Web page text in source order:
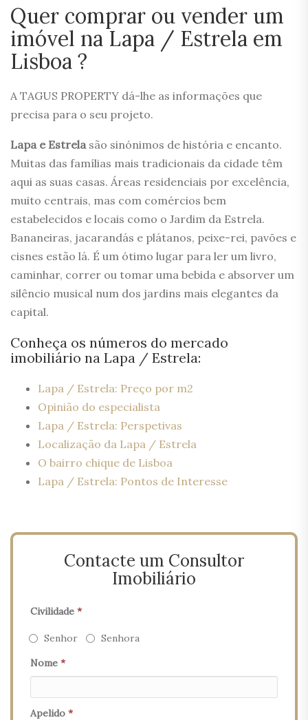
Quer comprar ou vender um
imóvel na Lapa / Estrela em
Lisboa ?
A TAGUS PROPERTY dá-lhe as informações que
precisa para o seu projeto.
Lapa e Estrelasão sinónimos de história e encanto.
Muitas das famílias mais tradicionais da cidade têm
aqui as suas casas. Áreas residenciais por excelência,
muito centrais, mas com comércios bem
estabelecidos e locais como o Jardim da Estrela.
Bananeiras, jacarandás e plátanos, peixe-rei, pavões e
cisnes estão lá. É um ótimo lugar para ler um livro,
caminhar, correr ou tomar uma bebida e absorver um
silêncio musical num dos jardins mais elegantes da
capital.
Conheça os números do mercado
imobiliário na Lapa / Estrela:
Lapa / Estrela: Preço por m2
Opinião do especialista
Lapa / Estrela: Perspetivas
Localização da Lapa / Estrela
O bairro chique de Lisboa
Lapa / Estrela: Pontos de Interesse
Contacte um Consultor
Imobiliário
Civilidade *
Senhor
Senhora
Nome *
Apelido *